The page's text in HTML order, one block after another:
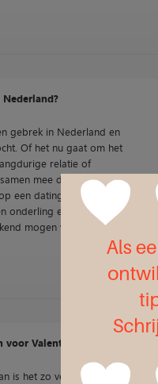
gebrek in Nederland en
Of het nu gaat om het
relatie of
mee door te
een datingsite. Er is
onderling en de vraag
mogen worden.
Valentijnsdag
is het zo ver;